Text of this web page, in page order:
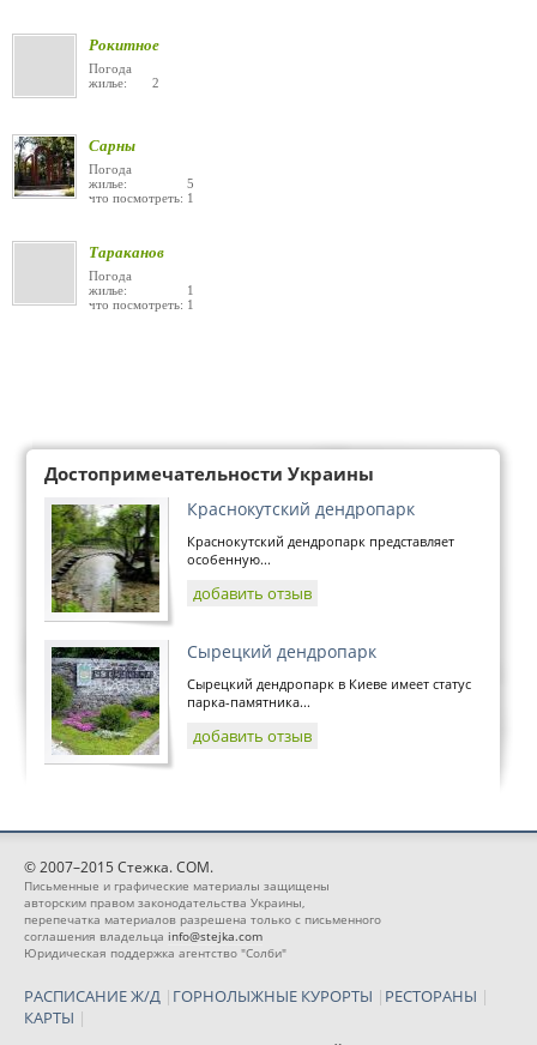
Рокитное
Погода
жилье: 2
Сарны
Погода
жилье: 5
что посмотреть: 1
Тараканов
Погода
жилье: 1
что посмотреть: 1
Достопримечательности Украины
Краснокутский дендропарк
Краснокутский дендропарк представляет
особенную...
добавить отзыв
Сырецкий дендропарк
Сырецкий дендропарк в Киеве имеет статус
парка-памятника...
добавить отзыв
© 2007–2015 Стежка. COM.
Письменные и графические материалы защищены
авторским правом законодательства Украины,
перепечатка материалов разрешена только с письменного
соглашения владельца info@stejka.com
Юридическая поддержка агентство "Солби"
РАСПИСАНИЕ Ж/Д | ГОРНОЛЫЖНЫЕ КУРОРТЫ | РЕСТОРАНЫ |
КАРТЫ |